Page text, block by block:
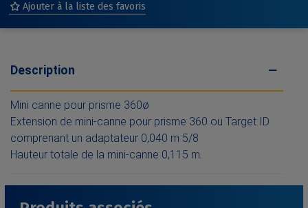
Ajouter à la liste des favoris
Description
Mini canne pour prisme 360ø
Extension de mini-canne pour prisme 360 ou Target ID
comprenant un adaptateur 0,040 m 5/8
Hauteur totale de la mini-canne 0,115 m.